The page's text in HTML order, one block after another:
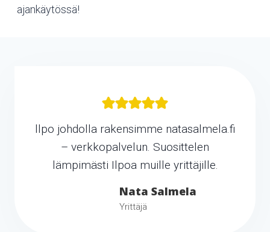
ajankäytössä!
llpo johdolla rakensimme natasalmela.fi
– verkkopalvelun. Suosittelen
lämpimästi Ilpoa muille yrittäjille.
Nata Salmela
Yrittäjä